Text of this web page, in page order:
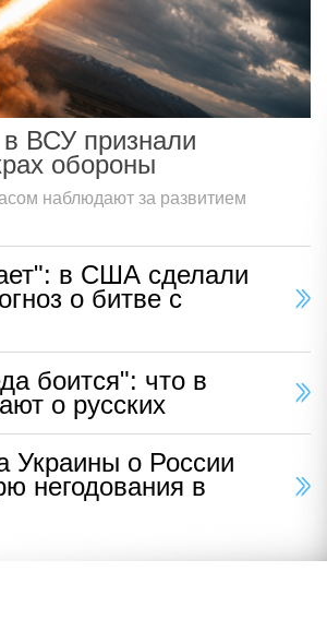
ВСУ признали
обороны
наблюдают за развитием
в США сделали
о битве с
боится": что в
о русских
Украины о России
негодования в